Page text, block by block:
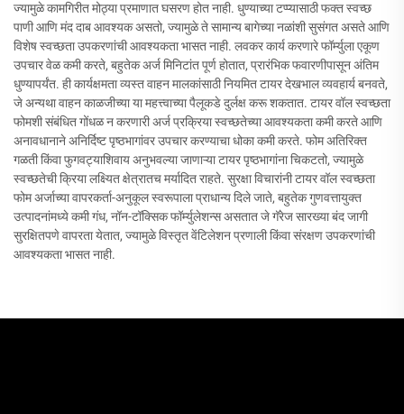
ज्यामुळे कामगिरीत मोठ्या प्रमाणात घसरण होत नाही. धुण्याच्या टप्प्यासाठी फक्त स्वच्छ
पाणी आणि मंद दाब आवश्यक असतो, ज्यामुळे ते सामान्य बागेच्या नळांशी सुसंगत असते आणि
विशेष स्वच्छता उपकरणांची आवश्यकता भासत नाही. लवकर कार्य करणारे फॉर्म्युला एकूण
उपचार वेळ कमी करते, बहुतेक अर्ज मिनिटांत पूर्ण होतात, प्रारंभिक फवारणीपासून अंतिम
धुण्यापर्यंत. ही कार्यक्षमता व्यस्त वाहन मालकांसाठी नियमित टायर देखभाल व्यवहार्य बनवते,
जे अन्यथा वाहन काळजीच्या या महत्त्वाच्या पैलूकडे दुर्लक्ष करू शकतात. टायर वॉल स्वच्छता
फोमशी संबंधित गोंधळ न करणारी अर्ज प्रक्रिया स्वच्छतेच्या आवश्यकता कमी करते आणि
अनावधानाने अनिर्दिष्ट पृष्ठभागांवर उपचार करण्याचा धोका कमी करते. फोम अतिरिक्त
गळती किंवा फुगवट्याशिवाय अनुभवल्या जाणाऱ्या टायर पृष्ठभागांना चिकटतो, ज्यामुळे
स्वच्छतेची क्रिया लक्ष्यित क्षेत्रातच मर्यादित राहते. सुरक्षा विचारांनी टायर वॉल स्वच्छता
फोम अर्जाच्या वापरकर्ता-अनुकूल स्वरूपाला प्राधान्य दिले जाते, बहुतेक गुणवत्तायुक्त
उत्पादनांमध्ये कमी गंध, नॉन-टॉक्सिक फॉर्म्युलेशन्स असतात जे गॅरेज सारख्या बंद जागी
सुरक्षितपणे वापरता येतात, ज्यामुळे विस्तृत वेंटिलेशन प्रणाली किंवा संरक्षण उपकरणांची
आवश्यकता भासत नाही.